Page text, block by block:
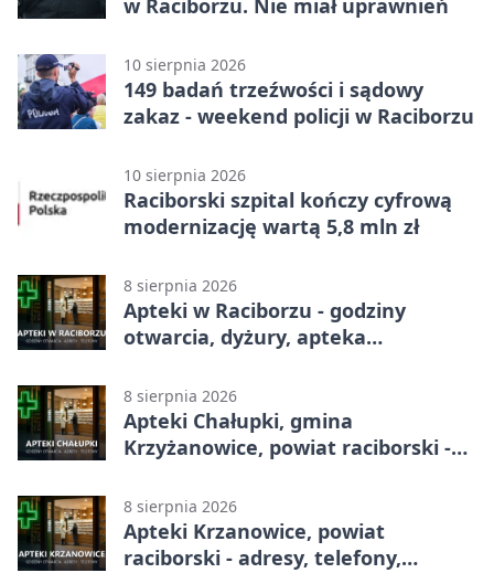
w Raciborzu. Nie miał uprawnień
10 sierpnia 2026
149 badań trzeźwości i sądowy
zakaz - weekend policji w Raciborzu
10 sierpnia 2026
Raciborski szpital kończy cyfrową
modernizację wartą 5,8 mln zł
8 sierpnia 2026
Apteki w Raciborzu - godziny
otwarcia, dyżury, apteka
8 sierpnia 2026
Apteki Chałupki, gmina
Krzyżanowice, powiat raciborski -
8 sierpnia 2026
Apteki Krzanowice, powiat
raciborski - adresy, telefony,